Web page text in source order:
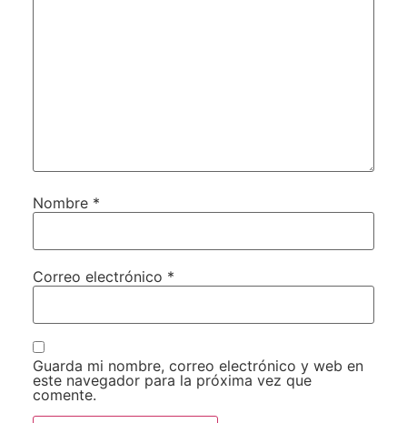
Nombre *
Correo electrónico *
Guarda mi nombre, correo electrónico y web en
este navegador para la próxima vez que
comente.